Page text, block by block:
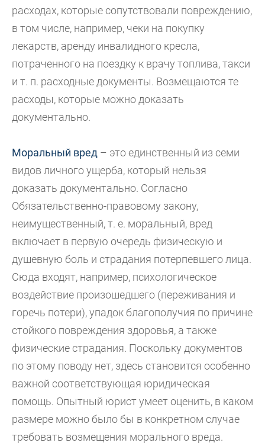
расходах, которые сопутствовали повреждению,
в том числе, например, чеки на покупку
лекарств, аренду инвалидного кресла,
потраченного на поездку к врачу топлива, такси
и т. п. расходные документы. Возмещаются те
расходы, которые можно доказать
документально.
Моральный вред – это единственный из семи
видов личного ущерба, который нельзя
доказать документально. Согласно
Обязательственно-правовому закону,
неимущественный, т. е. моральный, вред
включает в первую очередь физическую и
душевную боль и страдания потерпевшего лица.
Сюда входят, например, психологическое
воздействие произошедшего (переживания и
горечь потери), упадок благополучия по причине
стойкого повреждения здоровья, а также
физические страдания. Поскольку документов
по этому поводу нет, здесь становится особенно
важной соответствующая юридическая
помощь. Опытный юрист умеет оценить, в каком
размере можно было бы в конкретном случае
требовать возмещения морального вреда.